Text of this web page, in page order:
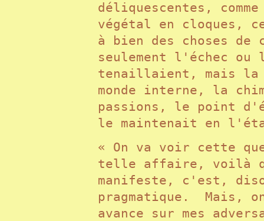
déliquescentes,
végétal en cloques,
à bien des choses
seulement l'échec
tenaillaient, mais la
monde interne, la
passions, le point
le maintenait en
« On va voir cette
telle affaire, voilà
manifeste, c'est,
pragmatique. Mais,
avance sur mes